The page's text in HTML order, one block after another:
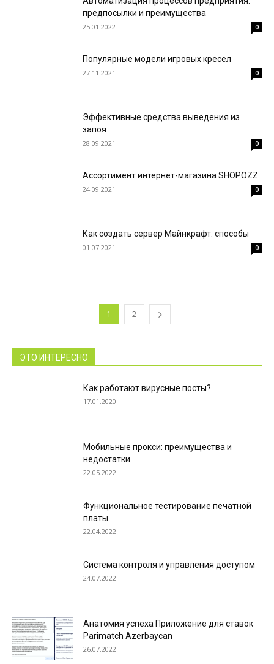
предпосылки и преимущества
25.01.2022 0
Популярные модели игровых кресел
27.11.2021 0
Эффективные средства выведения из
запоя
28.09.2021 0
Ассортимент интернет-магазина SHOPOZZ
24.09.2021 0
Как создать сервер Майнкрафт: способы
01.07.2021 0
1 2
ЭТО ИНТЕРЕСНО
Как работают вирусные посты?
17.01.2020
Мобильные прокси: преимущества и
недостатки
22.05.2022
Функциональное тестирование печатной
платы
22.04.2022
Система контроля и управления доступом
24.07.2022
Анатомия успеха Приложение для ставок
Parimatch Azerbaycan
26.07.2022